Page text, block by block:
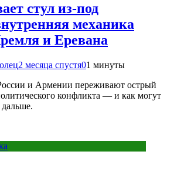
стул из-под
механика
и Еревана
2 месяца спустя01 минуты
и Армении переживают острый
конфликта — и как могут
дальше.